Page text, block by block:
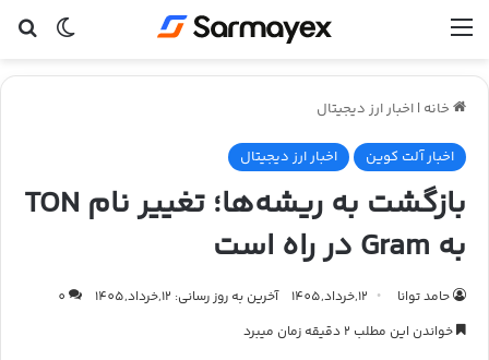
منو
خانه | اخبار ارز دیجیتال
اخبار آلت کوین اخبار ارز دیجیتال
بازگشت به ریشه‌ها؛ تغییر نام TON
به Gram در راه است
حامد توانا 12,خرداد,1405 آخرین به روز رسانی: 12,خرداد,1405
0
خواندن این مطلب 2 دقیقه زمان میبرد